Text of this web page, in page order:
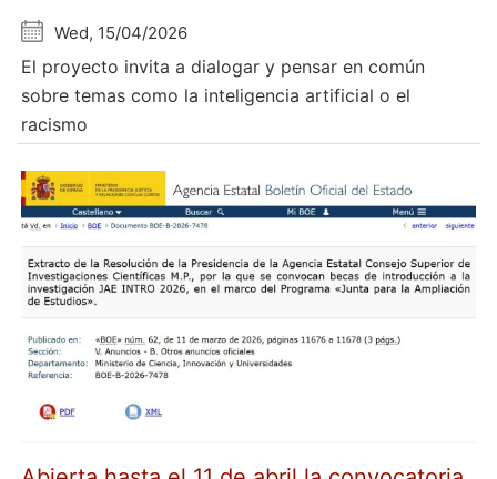
Wed, 15/04/2026
El proyecto invita a dialogar y pensar en común
sobre temas como la inteligencia artificial o el
racismo